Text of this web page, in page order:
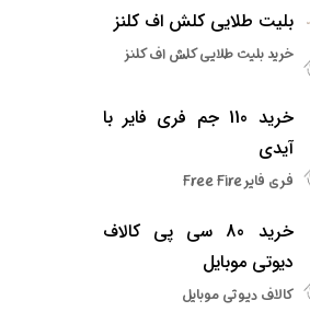
بلیت طلایی کلش اف کلنز
خرید بلیت طلایی کلش اف کلنز
خرید 110 جم فری فایر با
آیدی
فری فایر Free Fire
خرید 80 سی پی کالاف
دیوتی موبایل
کالاف دیوتی موبایل